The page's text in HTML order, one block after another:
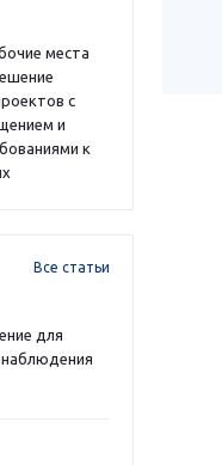
места
с
и
к
Все статьи
для